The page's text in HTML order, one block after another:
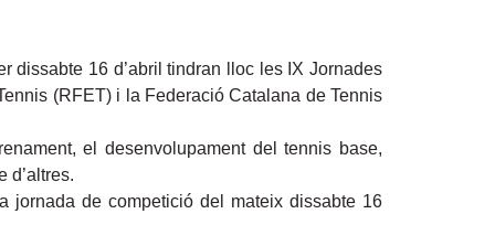
dissabte 16 d’abril tindran lloc les IX Jornades
(RFET) i la Federació Catalana de Tennis
el desenvolupament del tennis base,
d’altres.
jornada de competició del mateix dissabte 16